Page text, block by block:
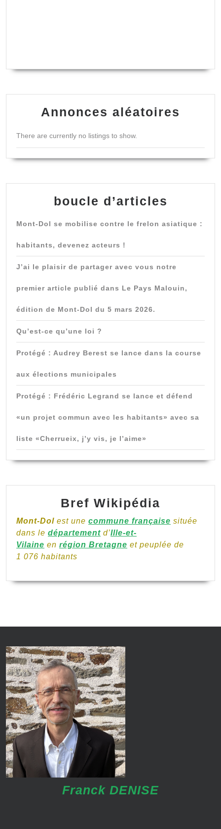
Annonces aléatoires
There are currently no listings to show.
boucle d’articles
Mont-Dol se mobilise contre le frelon asiatique :
habitants, devenez acteurs !
J’ai le plaisir de partager avec vous notre
premier article publié dans Le Pays Malouin,
édition de Mont-Dol du 5 mars 2026.
Qu’est-ce qu’une loi ?
Protégé : Audrey Berest se lance dans la course
aux élections municipales
Protégé : Frédéric Legrand se lance et défend
«un projet commun avec les habitants» avec sa
liste «Cherrueix, j’y vis, je l’aime»
Bref Wikipédia
Mont-Dol est une commune française située
dans le département d’Ille-et-
Vilaine en région Bretagne et peuplée de
1 076 habitants
Franck DENISE